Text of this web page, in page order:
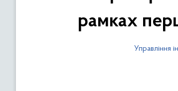
рамках
Управління